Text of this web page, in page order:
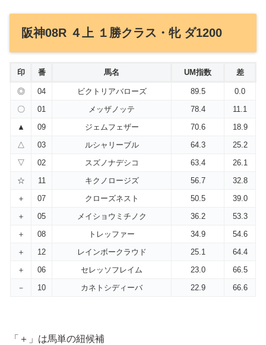
阪神08R ４上 １勝クラス・牝 ダ1200
印 番 馬名 UM指数 差
◎ 04 ビクトリアバローズ 89.5
0.0
〇
01 メッザノッテ 78.4
11.1
▲
09 ジェムフェザー 70.6
18.9
△
03 ルシャリーブル 64.3
25.2
▽
02 スズノナデシコ 63.4
26.1
☆
11 キクノロージズ 56.7
32.8
＋
07 クローズネスト 50.5
39.0
＋
05 メイショウミチノク 36.2
53.3
＋
08 トレッファー 34.9
54.6
＋
12 レインボークラウド 25.1
64.4
＋
06 セレッソフレイム 23.0
66.5
－
10 カネトシディーバ 22.9 66.6
「＋」は馬単の紐候補